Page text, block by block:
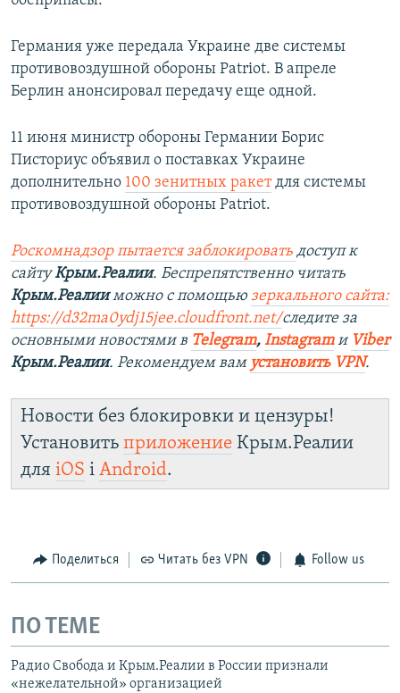
Германия уже передала Украине две системы
противовоздушной обороны Patriot. В апреле
Берлин анонсировал передачу еще одной.
11 июня министр обороны Германии Борис
Писториус объявил о поставках Украине
дополнительно 100 зенитных ракетдля системы
противовоздушной обороны Patriot.
Роскомнадзор пытается заблокировать доступ к
сайтуКрым.Реалии. Беспрепятственно читать
Крым.Реалииможно с помощью зеркального сайта:
https://d32ma0ydj15jee.cloudfront.net/следите за
основными новостями в Telegram, Instagramи Viber
Крым.Реалии. Рекомендуем вам установить VPN.
Новости без блокировки и цензуры!
Установить приложение Крым.Реалии
для iOS і Android.
Поделиться Читать без VPN Follow us
ПО ТЕМЕ
Радио Свобода и Крым.Реалии в России признали
«нежелательной» организацией